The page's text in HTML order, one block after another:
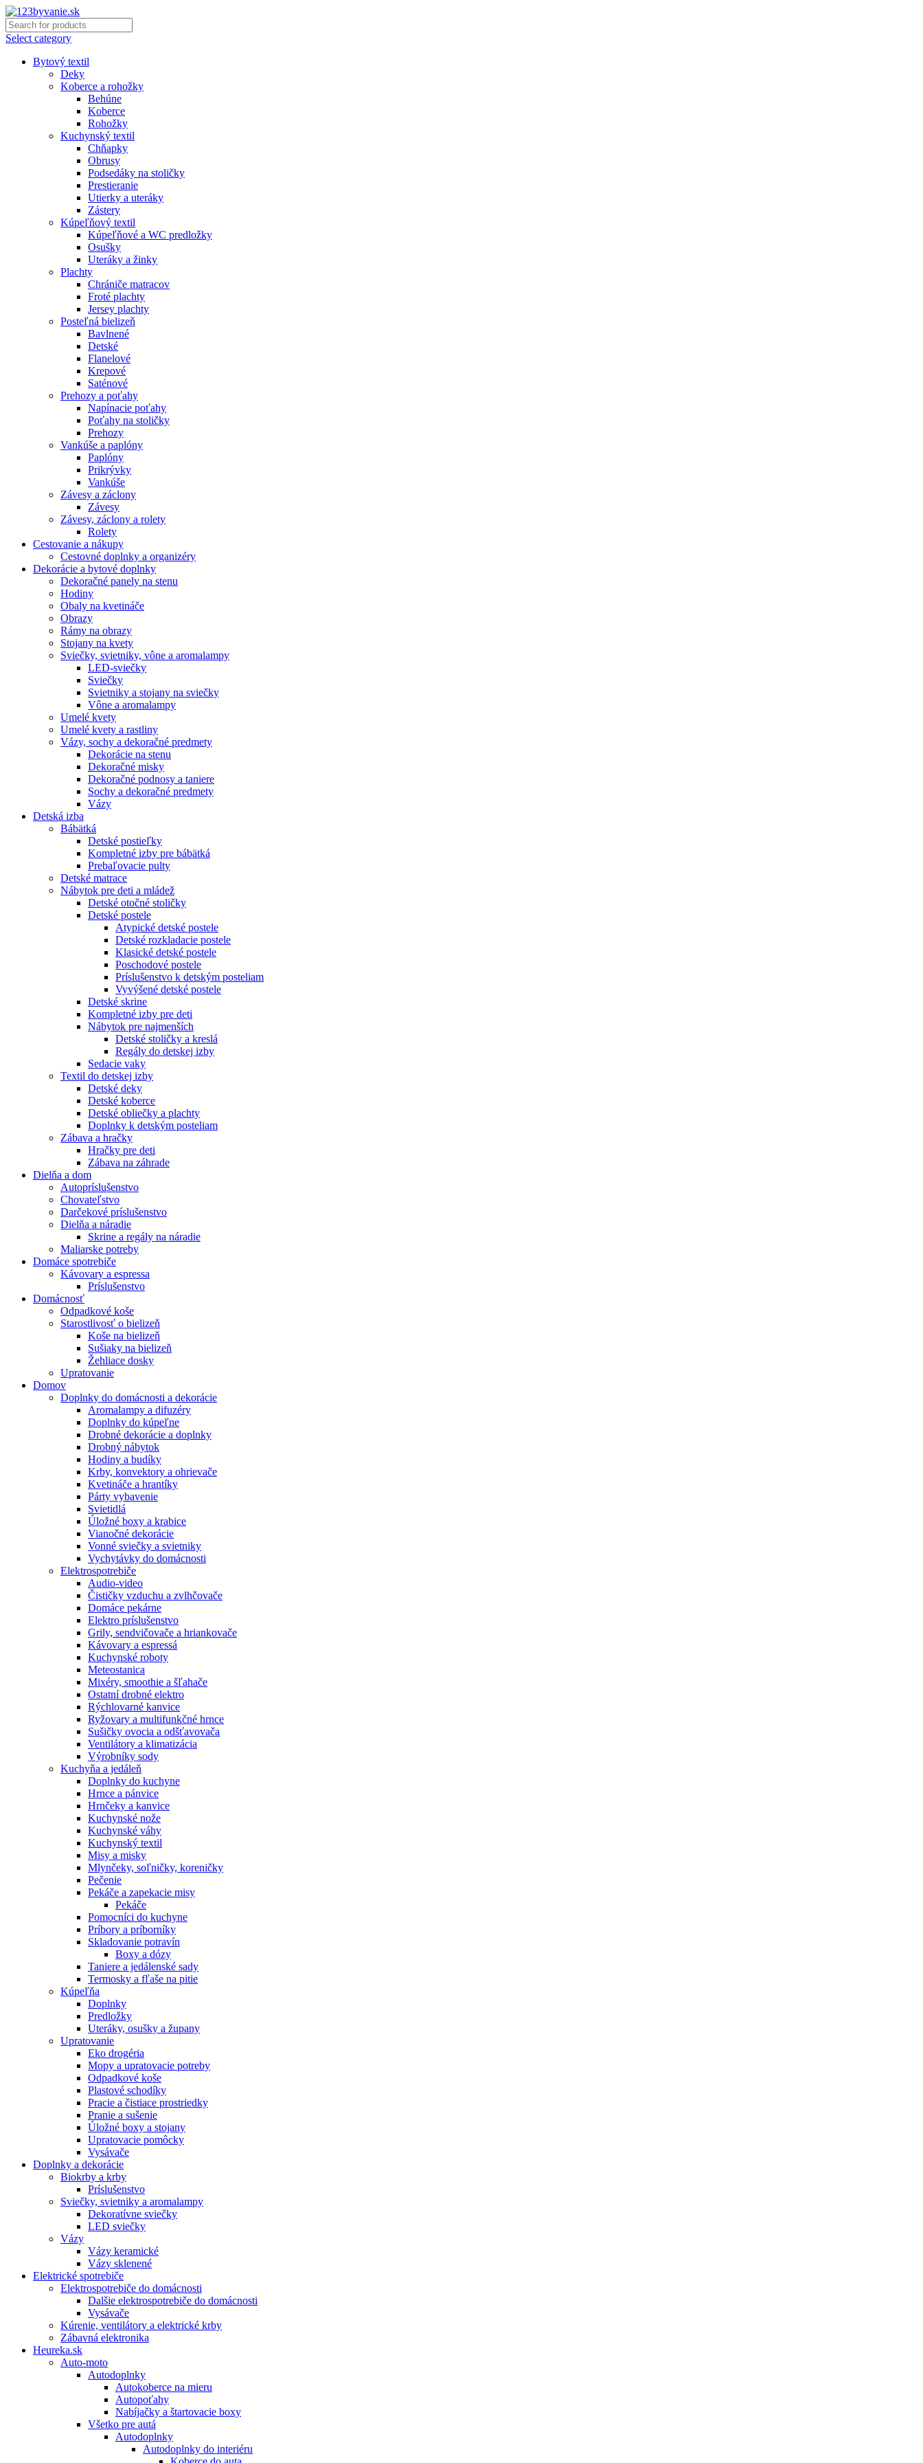
Select category
Bytový textil
Deky
Koberce a rohožky
Behúne
Koberce
Rohožky
Kuchynský textil
Chňapky
Obrusy
Podsedáky na stoličky
Prestieranie
Utierky a uteráky
Zástery
Kúpeľňový textil
Kúpeľňové a WC predložky
Osušky
Uteráky a žinky
Plachty
Chrániče matracov
Froté plachty
Jersey plachty
Posteľná bielizeň
Bavlnené
Detské
Flanelové
Krepové
Saténové
Prehozy a poťahy
Napínacie poťahy
Poťahy na stoličky
Prehozy
Vankúše a paplóny
Paplóny
Prikrývky
Vankúše
Závesy a záclony
Závesy
Závesy, záclony a rolety
Rolety
Cestovanie a nákupy
Cestovné doplnky a organizéry
Dekorácie a bytové doplnky
Dekoračné panely na stenu
Hodiny
Obaly na kvetináče
Obrazy
Rámy na obrazy
Stojany na kvety
Sviečky, svietniky, vône a aromalampy
LED-sviečky
Sviečky
Svietniky a stojany na sviečky
Vône a aromalampy
Umelé kvety
Umelé kvety a rastliny
Vázy, sochy a dekoračné predmety
Dekorácie na stenu
Dekoračné misky
Dekoračné podnosy a taniere
Sochy a dekoračné predmety
Vázy
Detská izba
Bábätká
Detské postieľky
Kompletné izby pre bábätká
Prebaľovacie pulty
Detské matrace
Nábytok pre deti a mládež
Detské otočné stoličky
Detské postele
Atypické detské postele
Detské rozkladacie postele
Klasické detské postele
Poschodové postele
Príslušenstvo k detským posteliam
Vyvýšené detské postele
Detské skrine
Kompletné izby pre deti
Nábytok pre najmenších
Detské stoličky a kreslá
Regály do detskej izby
Sedacie vaky
Textil do detskej izby
Detské deky
Detské koberce
Detské obliečky a plachty
Doplnky k detským posteliam
Zábava a hračky
Hračky pre deti
Zábava na záhrade
Dielňa a dom
Autopríslušenstvo
Chovateľstvo
Darčekové príslušenstvo
Dielňa a náradie
Skrine a regály na náradie
Maliarske potreby
Domáce spotrebiče
Kávovary a espressa
Príslušenstvo
Domácnosť
Odpadkové koše
Starostlivosť o bielizeň
Koše na bielizeň
Sušiaky na bielizeň
Žehliace dosky
Upratovanie
Domov
Doplnky do domácnosti a dekorácie
Aromalampy a difuzéry
Doplnky do kúpeľne
Drobné dekorácie a doplnky
Drobný nábytok
Hodiny a budíky
Krby, konvektory a ohrievače
Kvetináče a hrantíky
Párty vybavenie
Svietidlá
Úložné boxy a krabice
Vianočné dekorácie
Vonné sviečky a svietniky
Vychytávky do domácnosti
Elektrospotrebiče
Audio-video
Čističky vzduchu a zvlhčovače
Domáce pekárne
Elektro príslušenstvo
Grily, sendvičovače a hriankovače
Kávovary a espressá
Kuchynské roboty
Meteostanica
Mixéry, smoothie a šľahače
Ostatní drobné elektro
Rýchlovarné kanvice
Ryžovary a multifunkčné hrnce
Sušičky ovocia a odšťavovača
Ventilátory a klimatizácia
Výrobníky sody
Kuchyňa a jedáleň
Doplnky do kuchyne
Hrnce a pánvice
Hrnčeky a kanvice
Kuchynské nože
Kuchynské váhy
Kuchynský textil
Misy a misky
Mlynčeky, soľničky, koreničky
Pečenie
Pekáče a zapekacie misy
Pekáče
Pomocníci do kuchyne
Príbory a príborníky
Skladovanie potravín
Boxy a dózy
Taniere a jedálenské sady
Termosky a fľaše na pitie
Kúpeľňa
Doplnky
Predložky
Uteráky, osušky a župany
Upratovanie
Eko drogéria
Mopy a upratovacie potreby
Odpadkové koše
Plastové schodíky
Pracie a čistiace prostriedky
Pranie a sušenie
Úložné boxy a stojany
Upratovacie pomôcky
Vysávače
Doplnky a dekorácie
Biokrby a krby
Príslušenstvo
Sviečky, svietniky a aromalampy
Dekoratívne sviečky
LED sviečky
Vázy
Vázy keramické
Vázy sklenené
Elektrické spotrebiče
Elektrospotrebiče do domácnosti
Dalšie elektrospotrebiče do domácnosti
Vysávače
Kúrenie, ventilátory a elektrické krby
Zábavná elektronika
Heureka.sk
Auto-moto
Autodoplnky
Autokoberce na mieru
Autopoťahy
Nabíjačky a štartovacie boxy
Všetko pre autá
Autodoplnky
Autodoplnky do interiéru